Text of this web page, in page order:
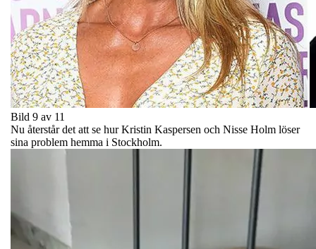
Bild 9 av 11
Nu återstår det att se hur Kristin Kaspersen och Nisse Holm löser
sina problem hemma i Stockholm.